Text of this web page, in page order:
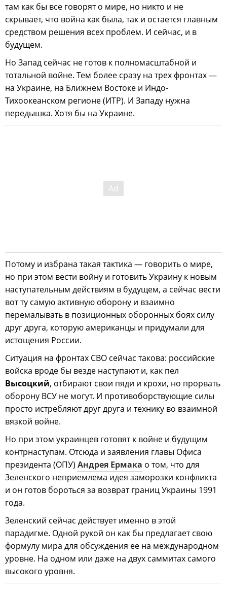
там как бы все говорят о мире, но никто и не
скрывает, что война как была, так и остается главным
средством решения всех проблем. И сейчас, и в
будущем.
Но Запад сейчас не готов к полномасштабной и
тотальной войне. Тем более сразу на трех фронтах —
на Украине, на Ближнем Востоке и Индо-
Тихоокеанском регионе (ИТР). И Западу нужна
передышка. Хотя бы на Украине.
Потому и избрана такая тактика — говорить о мире,
но при этом вести войну и готовить Украину к новым
наступательным действиям в будущем, а сейчас вести
вот ту самую активную оборону и взаимно
перемалывать в позиционных оборонных боях силу
друг друга, которую американцы и придумали для
истощения России.
Ситуация на фронтах СВО сейчас такова: российские
войска вроде бы везде наступают и, как пел
Высоцкий, отбирают свои пяди и крохи, но прорвать
оборону ВСУ не могут. И противоборствующие силы
просто истребляют друг друга и технику во взаимной
вязкой войне.
Но при этом украинцев готовят к войне и будущим
контрнаступам. Отсюда и заявления главы Офиса
президента (ОПУ) Андрея Ермака о том, что для
Зеленского неприемлема идея заморозки конфликта
и он готов бороться за возврат границ Украины 1991
года.
Зеленский сейчас действует именно в этой
парадигме. Одной рукой он как бы предлагает свою
формулу мира для обсуждения ее на международном
уровне. На одном или даже на двух саммитах самого
высокого уровня.